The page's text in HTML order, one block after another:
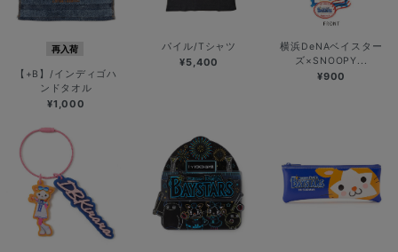
再入荷
【+B】/インディゴハ
ンドタオル
¥1,000
パイル/Tシャツ
¥5,400
横浜DeNAベイスター
ズ×SNOOPY...
¥900